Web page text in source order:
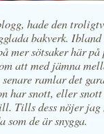
hade den
bakverk.
mer sötsaker här
att med jämna
ramlar det
har snott, eller
Tills dess nöjer jag
de är snygga.